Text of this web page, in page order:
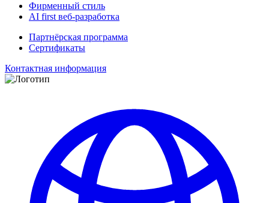
Фирменный стиль
AI first веб-разработка
Партнёрская программа
Сертификаты
Контактная информация